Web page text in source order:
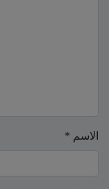
الاسم *